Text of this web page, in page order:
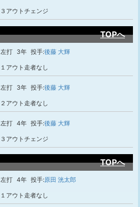
３アウトチェンジ
TOPへ
左打 3年 投手:後藤 大輝
１アウト走者なし
左打 3年 投手:後藤 大輝
２アウト走者なし
左打 4年 投手:後藤 大輝
３アウトチェンジ
TOPへ
左打 4年 投手:原田 洸太郎
１アウト走者なし